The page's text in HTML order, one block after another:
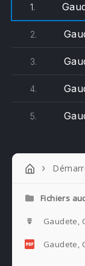
1.
2.
3.
4.
5.
Fichiers
Gaudete,
Gaudete,